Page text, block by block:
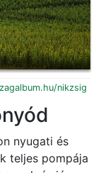
nikzsig
nyugati és
teljes pompája